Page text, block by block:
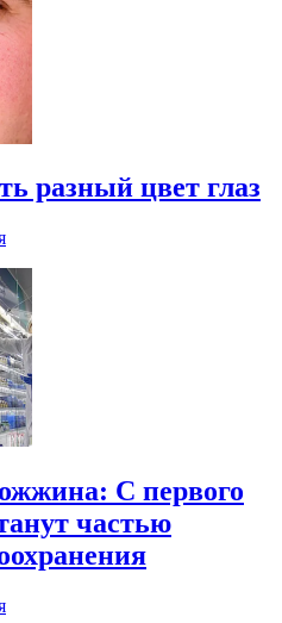
разный цвет глаз
С первого
частью